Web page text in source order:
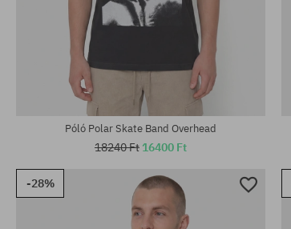
Elérhető méretek:
Póló Polar Skate Band Overhead
18240 Ft 16400 Ft
-28%